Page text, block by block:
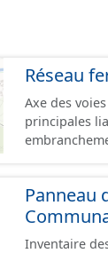
Réseau
Axe des
principales
Panneau
Inventaire